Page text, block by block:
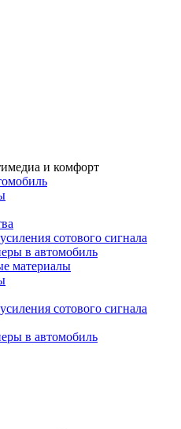
и комфорт
сотового сигнала
в автомобиль
материалы
сотового сигнала
в автомобиль